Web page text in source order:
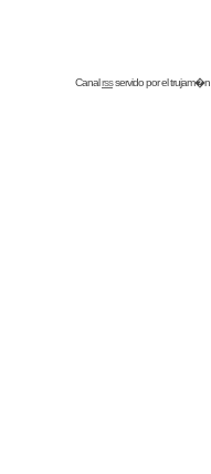
Canalrssservido por eltrujam�n